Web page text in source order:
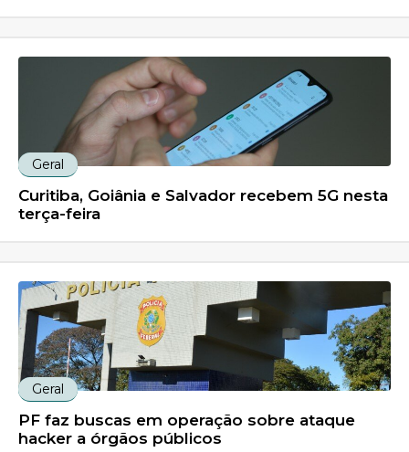
Geral
Curitiba, Goiânia e Salvador recebem 5G nesta
terça-feira
Geral
PF faz buscas em operação sobre ataque
hacker a órgãos públicos